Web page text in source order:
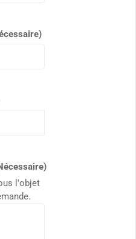
l'objet